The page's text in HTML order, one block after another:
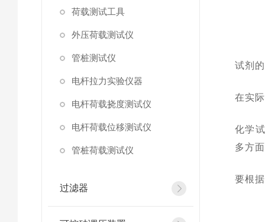
荷载测试工具
外压荷载测试仪
管桩测试仪
电杆拉力实验仪器
电杆荷载挠度测试仪
电杆荷载位移测试仪
管桩荷载测试仪
过滤器
试剂
在实
化学
多方
要根